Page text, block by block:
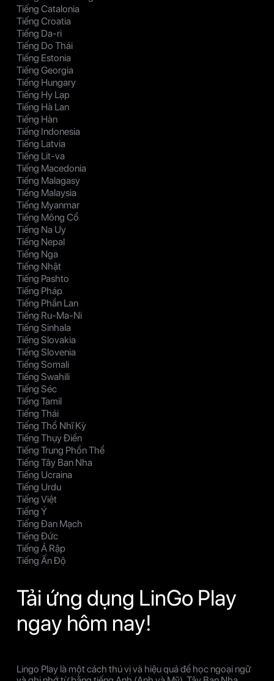
Tiếng Catalonia
Tiếng Croatia
Tiếng Da-ri
Tiếng Do Thái
Tiếng Estonia
Tiếng Georgia
Tiếng Hungary
Tiếng Hy Lạp
Tiếng Hà Lan
Tiếng Hàn
Tiếng Indonesia
Tiếng Latvia
Tiếng Lit-va
Tiếng Macedonia
Tiếng Malagasy
Tiếng Malaysia
Tiếng Myanmar
Tiếng Mông Cổ
Tiếng Na Uy
Tiếng Nepal
Tiếng Nga
Tiếng Nhật
Tiếng Pashto
Tiếng Pháp
Tiếng Phần Lan
Tiếng Ru-Ma-Ni
Tiếng Sinhala
Tiếng Slovakia
Tiếng Slovenia
Tiếng Somali
Tiếng Swahili
Tiếng Séc
Tiếng Tamil
Tiếng Thái
Tiếng Thổ Nhĩ Kỳ
Tiếng Thụy Điển
Tiếng Trung Phồn Thể
Tiếng Tây Ban Nha
Tiếng Ucraina
Tiếng Urdu
Tiếng Việt
Tiếng Ý
Tiếng Đan Mạch
Tiếng Đức
Tiếng Ả Rập
Tiếng Ấn Độ
Tải ứng dụng LinGo Play
ngay hôm nay!
Lingo Play là một cách thú vị và hiệu quả để học ngoại ngữ